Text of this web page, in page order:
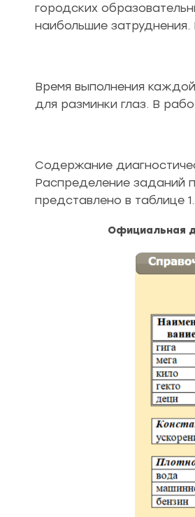
городских
наибольшие
Время выполнения
для разминки глаз. В
Содержание
Распределение заданий
представлено в таблице 1.
Официальная